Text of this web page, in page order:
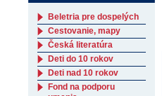
Beletria pre dospelých
Cestovanie, mapy
Česká literatúra
Deti do 10 rokov
Deti nad 10 rokov
Fond na podporu